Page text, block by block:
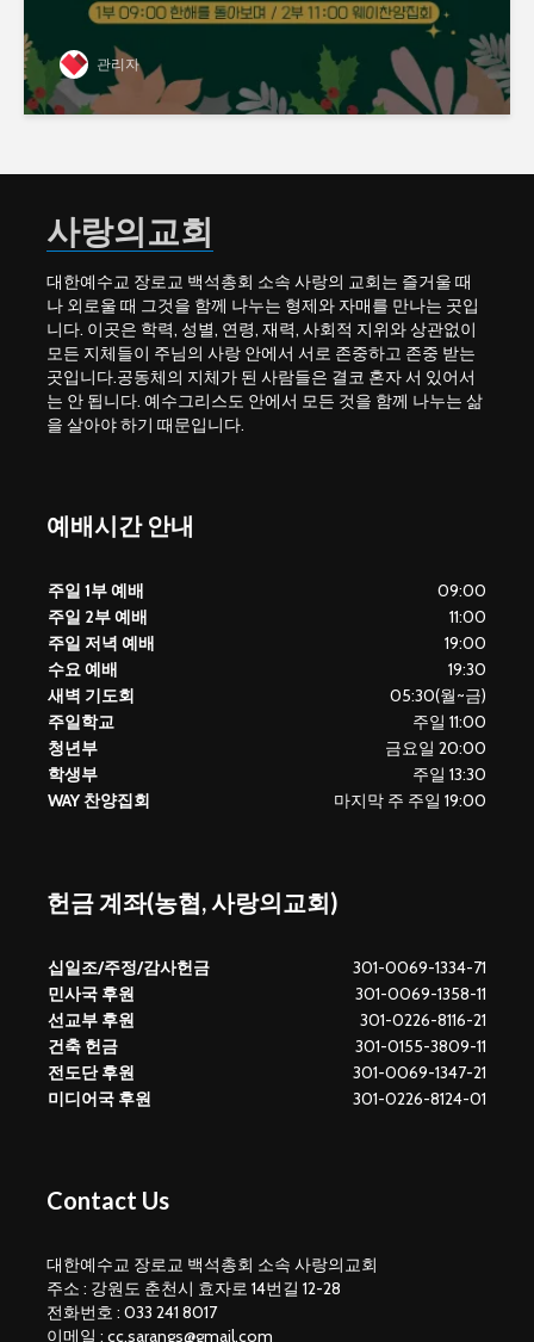
관리자
사랑의교회
대한예수교 장로교 백석총회 소속 사랑의 교회는 즐거울 때
나 외로울 때 그것을 함께 나누는 형제와 자매를 만나는 곳입
니다. 이곳은 학력, 성별, 연령, 재력, 사회적 지위와 상관없이
모든 지체들이 주님의 사랑 안에서 서로 존중하고 존중 받는
곳입니다.공동체의 지체가 된 사람들은 결코 혼자 서 있어서
는 안 됩니다. 예수그리스도 안에서 모든 것을 함께 나누는 삶
을 살아야 하기 때문입니다.
예배시간 안내
주일 1부 예배
09:00
주일 2부 예배
11:00
주일 저녁 예배
19:00
수요 예배
19:30
새벽 기도회
05:30(월~금)
주일학교
주일 11:00
청년부
금요일 20:00
학생부
주일 13:30
WAY 찬양집회
마지막 주 주일 19:00
헌금 계좌(농협, 사랑의교회)
십일조/주정/감사헌금
301-0069-1334-71
민사국 후원
301-0069-1358-11
선교부 후원
301-0226-8116-21
건축 헌금
301-0155-3809-11
전도단 후원
301-0069-1347-21
미디어국 후원
301-0226-8124-01
Contact Us
대한예수교 장로교 백석총회 소속 사랑의교회
주소 : 강원도 춘천시 효자로 14번길 12-28
전화번호 : 033 241 8017
이메일 : cc.sarangs@gmail.com